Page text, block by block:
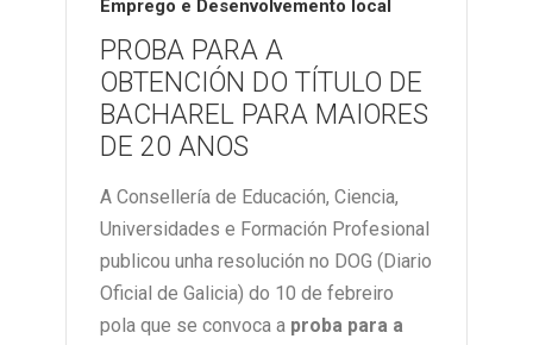
Emprego e Desenvolvemento local
PROBA PARA A
OBTENCIÓN DO TÍTULO DE
BACHAREL PARA MAIORES
DE 20 ANOS
A Consellería de Educación, Ciencia,
Universidades e Formación Profesional
publicou unha resolución no DOG (Diario
Oficial de Galicia) do 10 de febreiro
pola que se convoca a proba para a